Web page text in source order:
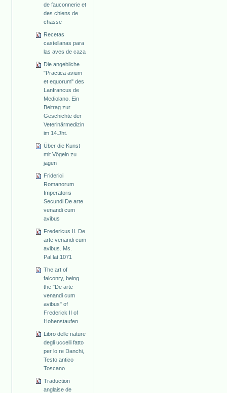
de fauconnerie et
des chiens de
chasse
Recetas
castellanas para
las aves de caza
Die angebliche
"Practica avium
et equorum" des
Lanfrancus de
Mediolano. Ein
Beitrag zur
Geschichte der
Veterinärmedizin
im 14.Jht.
Über die Kunst
mit Vögeln zu
jagen
Friderici
Romanorum
Imperatoris
Secundi De arte
venandi cum
avibus
Fredericus II. De
arte venandi cum
avibus. Ms.
Pal.lat.1071
The art of
falconry, being
the "De arte
venandi cum
avibus" of
Frederick II of
Hohenstaufen
Libro delle nature
degli uccelli fatto
per lo re Danchi,
Testo antico
Toscano
Traduction
anglaise de